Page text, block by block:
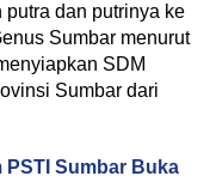
putra dan putrinya ke
Sumbar menurut
SDM
Sumbar dari
PSTI Sumbar Buka